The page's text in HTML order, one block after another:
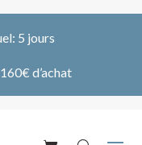
5 jours
d’achat